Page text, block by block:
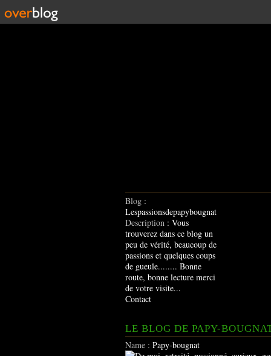
Blog :
Lespassionsdepapybougnat
Description : Vous
trouverez dans ce blog un
peu de vérité, beaucoup de
passions et quelques coups
de gueule........ Bonne
route, bonne lecture merci
de votre visite...
Contact
LE BLOG DE PAPY-
Name : Papy-bougnat